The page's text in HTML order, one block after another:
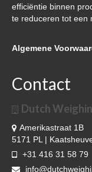
Atlantic
Nieuws
Contact
efficiëntie binnen
te reduceren tot een
Algemene
Contact
Dutch
Amerikastraat 1B
5171 PL |
+31 416 31 58 79